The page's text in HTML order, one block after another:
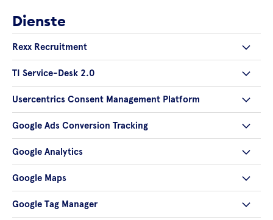
Dienste
Rexx Recruitment
TI Service-Desk 2.0
Usercentrics Consent Management Platform
Google Ads Conversion Tracking
Google Analytics
Google Maps
Google Tag Manager